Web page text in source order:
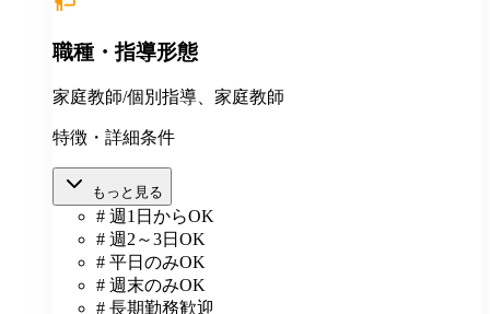
職種・指導形態
家庭教師/個別指導、家庭教師
特徴・詳細条件
もっと見る
# 週1日からOK
# 週2～3日OK
# 平日のみOK
# 週末のみOK
# 長期勤務歓迎